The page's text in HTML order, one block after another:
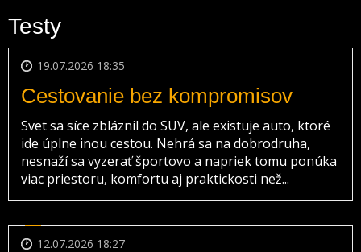
Testy
19.07.2026 18:35
Cestovanie bez kompromisov
Svet sa síce zbláznil do SUV, ale existuje auto, ktoré
ide úplne inou cestou. Nehrá sa na dobrodruha,
nesnaží sa vyzerať športovo a napriek tomu ponúka
viac priestoru, komfortu aj praktickosti než...
12.07.2026 18:27